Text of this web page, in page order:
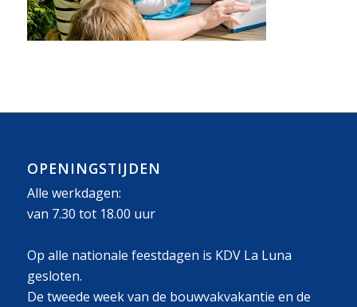
OPENINGSTIJDEN
Alle werkdagen:
van 7.30 tot 18.00 uur
Op alle nationale feestdagen is KDV La Luna
gesloten.
De tweede week van de bouwvakvakantie en de